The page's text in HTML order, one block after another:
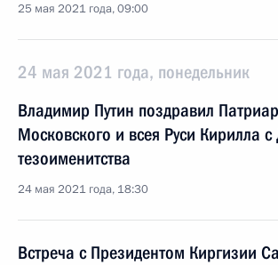
25 мая 2021 года, 09:00
24 мая 2021 года, понедельник
Владимир Путин поздравил
Московского и всея Руси Кирилла
тезоименитства
24 мая 2021 года, 18:30
Встреча с Президентом Киргизии